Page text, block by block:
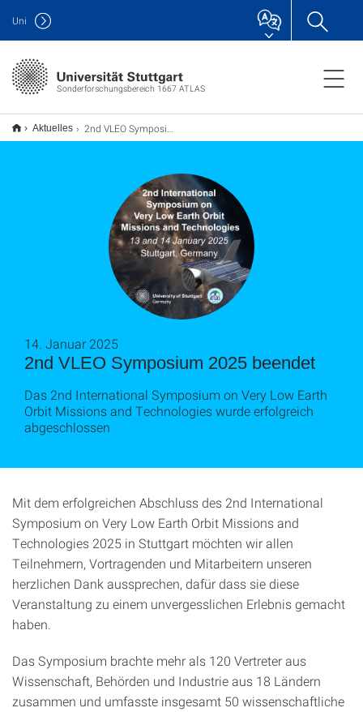
Sonderforschungsbereich 1667 ATLAS
Uni
Aktuelles 2nd VLEO Symposium 2025 concludes
2nd VLEO Symposium 2025 beendet
14. Januar 2025
Das 2nd International Symposium on Very Low Earth
Orbit Missions and Technologies wurde erfolgreich
abgeschlossen
Mit dem erfolgreichen Abschluss des 2nd International
Symposium on Very Low Earth Orbit Missions and
Technologies 2025 in Stuttgart möchten wir allen
Teilnehmern, Vortragenden und Mitarbeitern unseren
herzlichen Dank aussprechen, dafür dass sie diese
Veranstaltung zu einem unvergesslichen Erlebnis gemacht
haben.
Das Symposium brachte mehr als 120 Vertreter aus
Wissenschaft, Behörden und Industrie aus 18 Ländern
zusammen und umfasste insgesamt 50 wissenschaftliche